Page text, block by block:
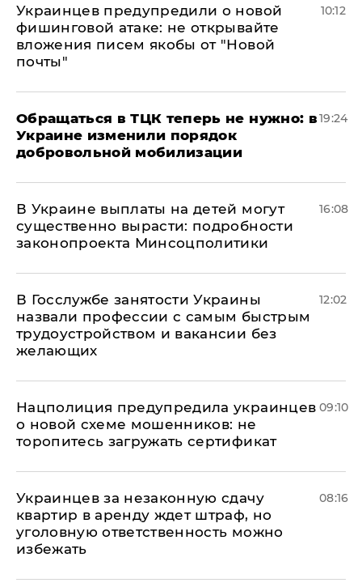
Украинцев предупредили о новой
фишинговой атаке: не открывайте
вложения писем якобы от "Новой
почты"
10:12
Обращаться в ТЦК теперь не нужно: в
Украине изменили порядок
добровольной мобилизации
19:24
В Украине выплаты на детей могут
существенно вырасти: подробности
законопроекта Минсоцполитики
16:08
В Госслужбе занятости Украины
назвали профессии с самым быстрым
трудоустройством и вакансии без
желающих
12:02
Нацполиция предупредила украинцев
о новой схеме мошенников: не
торопитесь загружать сертификат
09:10
Украинцев за незаконную сдачу
квартир в аренду ждет штраф, но
уголовную ответственность можно
избежать
08:16